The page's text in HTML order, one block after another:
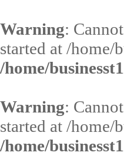
Warning:
started at /home/
/home/
Warning:
started at /home/
/home/